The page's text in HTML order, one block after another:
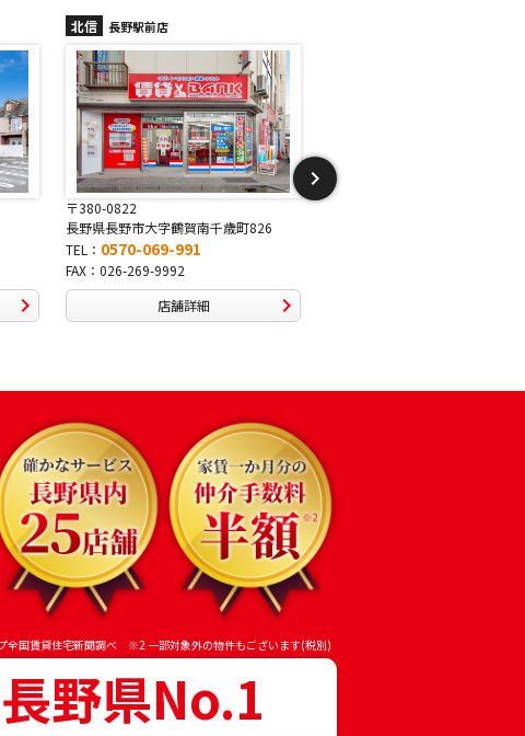
北信 長野稲里店
〒381-2243
長野県長野市稲里1-5-25
TEL： 0570-067-878
FAX：026-286-7888
店舗詳細
全国賃貸住宅新聞調べ ※2 一部対象外の物件もございます(税別)
長野県No.1